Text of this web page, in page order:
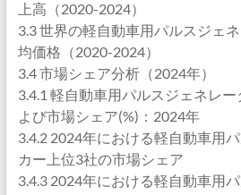
上高（2020-2024）
3.3 世界の軽自動車用パルスジェ
均価格（2020-2024）
3.4 市場シェア分析（2024年）
3.4.1 軽自動車用パルスジェネレ
よび市場シェア(%)：2024年
3.4.2 2024年における軽自動車用
カー上位3社の市場シェア
3.4.3 2024年における軽自動車用